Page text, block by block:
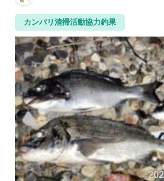
カンパリ清掃活動協力釣果